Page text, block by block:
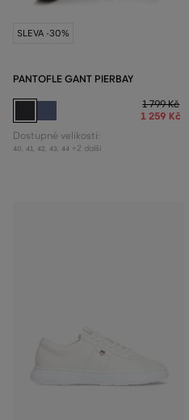
SLEVA -30%
PANTOFLE GANT PIERBAY
1 799 Kč
1 259 Kč
Dostupné velikosti:
40 41 42 43 44 +2 další